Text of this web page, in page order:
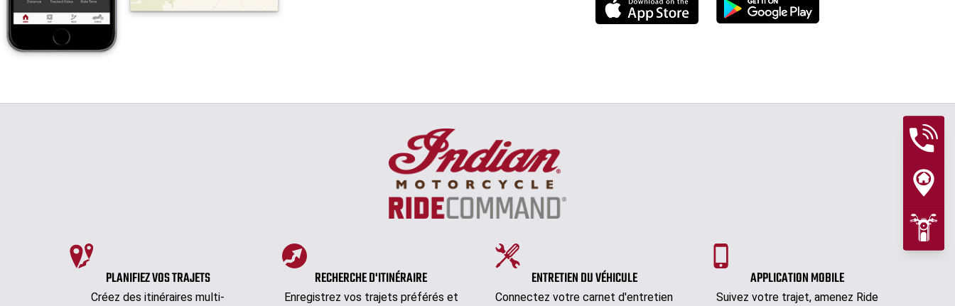
PLANIFIEZ VOS TRAJETS
Créez des itinéraires multi-
RECHERCHE D'ITINÉRAIRE
Enregistrez vos trajets préférés et
ENTRETIEN DU VÉHICULE
Connectez votre carnet d'entretien
APPLICATION MOBILE
Suivez votre trajet, amenez Ride